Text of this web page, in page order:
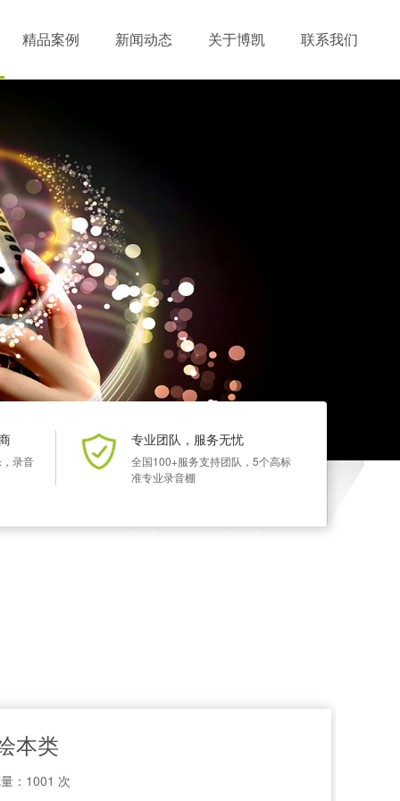
精品案例 新闻动态 关于博凯 联系我们
录音
专业团队，服务无忧
全国100+服务支持团队，5个高标
准专业录音棚
本类
：1001 次